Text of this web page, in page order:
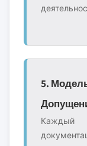
5.
Каждый